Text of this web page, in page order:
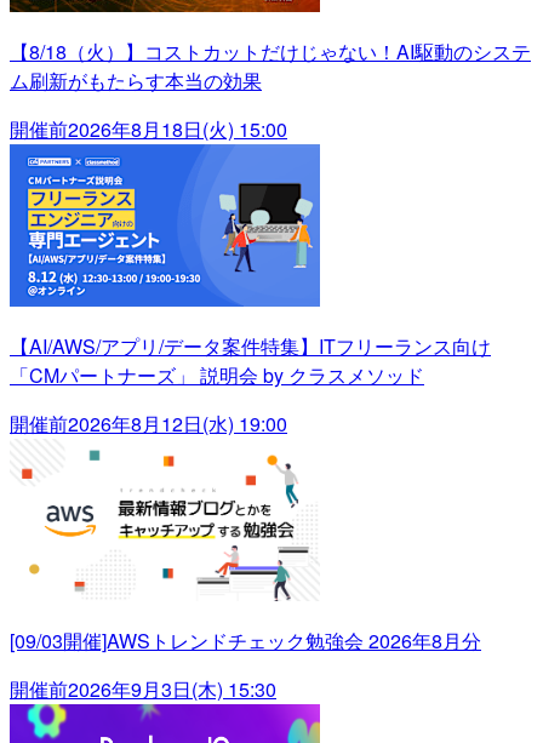
【8/18（火）】コストカットだけじゃない！AI駆動のシステ
ム刷新がもたらす本当の効果
開催前2026年8月18日(火) 15:00
【AI/AWS/アプリ/データ案件特集】ITフリーランス向け
「CMパートナーズ」 説明会 by クラスメソッド
開催前2026年8月12日(水) 19:00
[09/03開催]AWSトレンドチェック勉強会 2026年8月分
開催前2026年9月3日(木) 15:30